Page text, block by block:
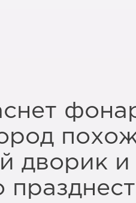
дворик